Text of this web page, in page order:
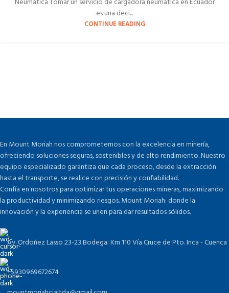
es una deci...
CONTINUE READING
En Mount Moriah nos comprometemos con la excelencia en minería,
ofreciendo soluciones seguras, sostenibles y de alto rendimiento. Nuestro
equipo especializado garantiza que cada proceso, desde la extracción
hasta el transporte, se realice con precisión y confiabilidad.
Confía en nosotros para optimizar tus operaciones mineras, maximizando
la productividad y minimizando riesgos. Mount Moriah: donde la
innovación y la experiencia se unen para dar resultados sólidos.
Av. Ordoñez Lasso 23-23 Bodega: Km 110 Vía Cruce de Pto. Inca - Cuenca
+5930969672674